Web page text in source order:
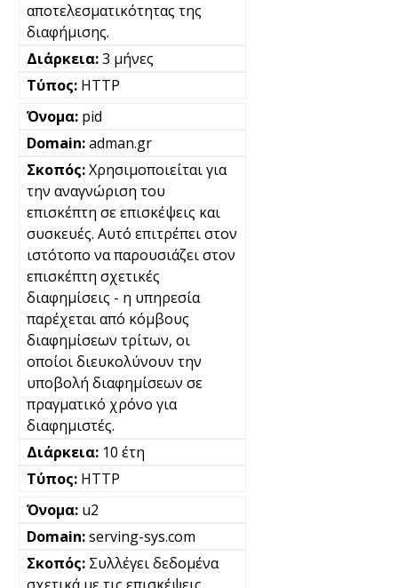
αποτελεσματικότητας της
διαφήμισης.
3 μήνες
HTTP
pid
adman.gr
Χρησιμοποιείται για
την αναγνώριση του
επισκέπτη σε επισκέψεις και
συσκευές. Αυτό επιτρέπει στον
ιστότοπο να παρουσιάζει στον
επισκέπτη σχετικές
διαφημίσεις - η υπηρεσία
παρέχεται από κόμβους
διαφημίσεων τρίτων, οι
οποίοι διευκολύνουν την
υποβολή διαφημίσεων σε
πραγματικό χρόνο για
διαφημιστές.
10 έτη
HTTP
u2
serving-sys.com
Συλλέγει δεδομένα